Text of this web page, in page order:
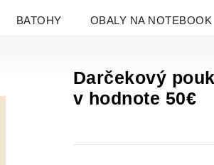
BATOHY OBALY NA NOTEBOOK
Darčekový
v hodnote 50€